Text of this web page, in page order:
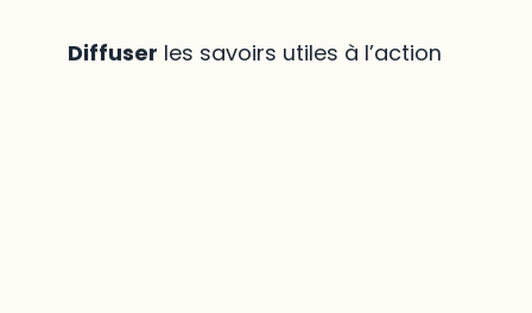
Diffuser les savoirs utiles à l’action